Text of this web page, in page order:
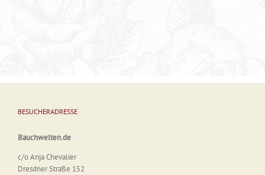
BESUCHERADRESSE
Bauchwelten.de
c/o Anja Chevalier
Dresdner Straße 152